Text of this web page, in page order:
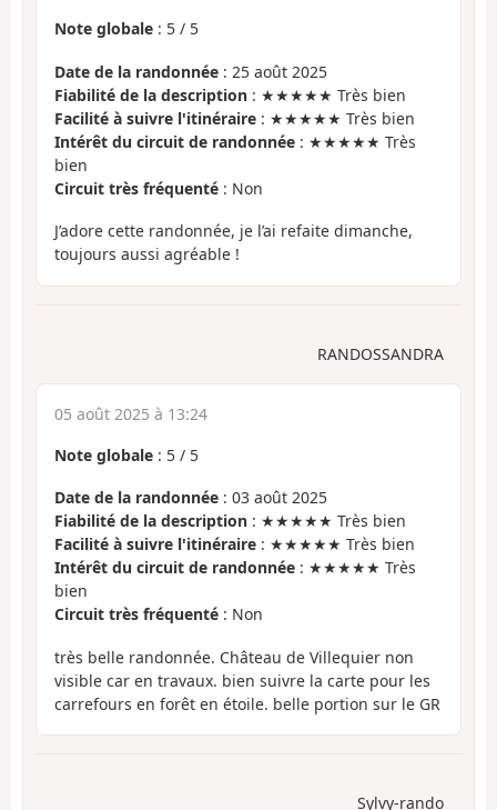
Note globale : 5 / 5
Date de la randonnée : 25 août 2025
Fiabilité de la description : ★★★★★ Très bien
Facilité à suivre l'itinéraire : ★★★★★ Très bien
Intérêt du circuit de randonnée : ★★★★★ Très
bien
Circuit très fréquenté : Non
J’adore cette randonnée, je l’ai refaite dimanche,
toujours aussi agréable !
RANDOSSANDRA
05 août 2025 à 13:24
Note globale : 5 / 5
Date de la randonnée : 03 août 2025
Fiabilité de la description : ★★★★★ Très bien
Facilité à suivre l'itinéraire : ★★★★★ Très bien
Intérêt du circuit de randonnée : ★★★★★ Très
bien
Circuit très fréquenté : Non
très belle randonnée. Château de Villequier non
visible car en travaux. bien suivre la carte pour les
carrefours en forêt en étoile. belle portion sur le GR
Sylvy-rando